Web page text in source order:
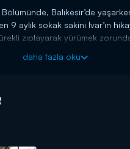
Balıkesir’de
9 aylık sokak sakini İvar’ın
zıplayarak yürümek
için kendini adayan nam-ı
hikayeleri Kanal D'de!
daha fazla oku